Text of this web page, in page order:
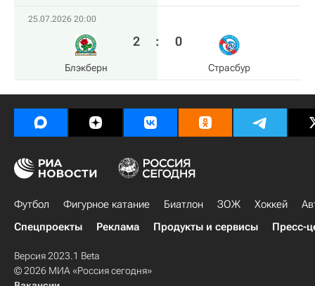
25.07.2026 20:00
Блэкберн
2 : 0
Страсбур
Футбол Фигурное катание Биатлон ЗОЖ Хоккей
Спецпроекты
Реклама Продукты и сервисы Пресс-
Версия 2023.1 Beta
© 2026 МИА «Россия сегодня»